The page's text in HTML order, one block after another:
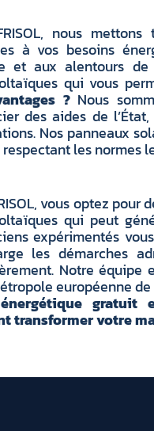
nous
à vos besoins
et aux alentours de
qui vous
?Nous
des aides de
Nos panneaux
les normes
vous optez pour
qui peut
expérimentés
les démarches
Notre équipe
européenne
gratuit
transformer votre